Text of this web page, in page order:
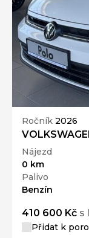
Ročník 2026
Nájezd
0 km
Palivo
Benzín
410 600 Kč s
Přidat k